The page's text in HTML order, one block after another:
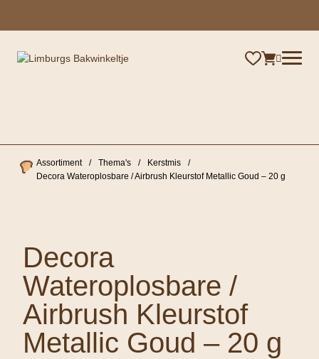
Assortiment / Thema's / Kerstmis
/
Decora Wateroplosbare / Airbrush Kleurstof Metallic Goud – 20 g
Decora
Wateroplosbare /
Airbrush Kleurstof
Metallic Goud – 20 g